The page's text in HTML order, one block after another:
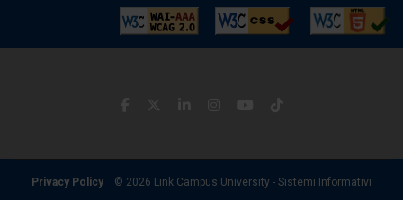
Privacy Policy © 2026 Link Campus University - Sistemi Informativi